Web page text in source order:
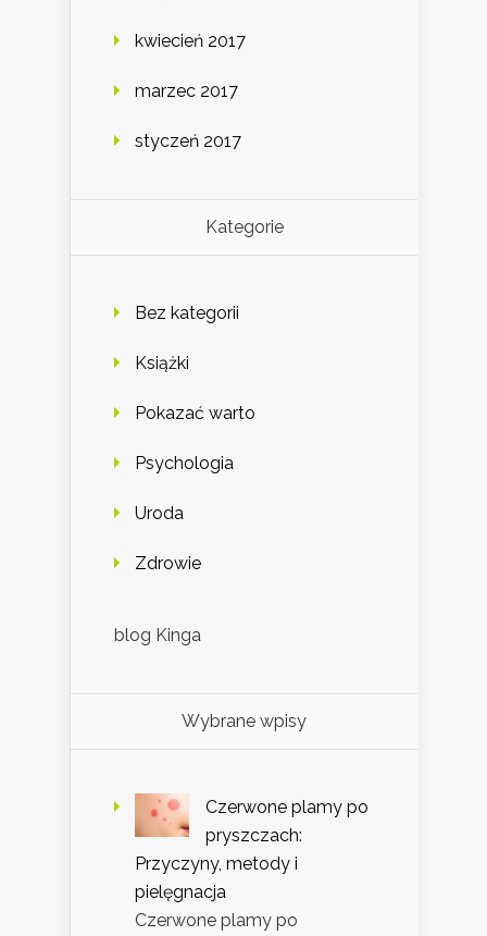
kwiecień 2017
marzec 2017
styczeń 2017
Kategorie
Bez kategorii
Książki
Pokazać warto
Psychologia
Uroda
Zdrowie
blog Kinga
Wybrane wpisy
Czerwone plamy po
pryszczach:
Przyczyny, metody i
pielęgnacja
Czerwone plamy po